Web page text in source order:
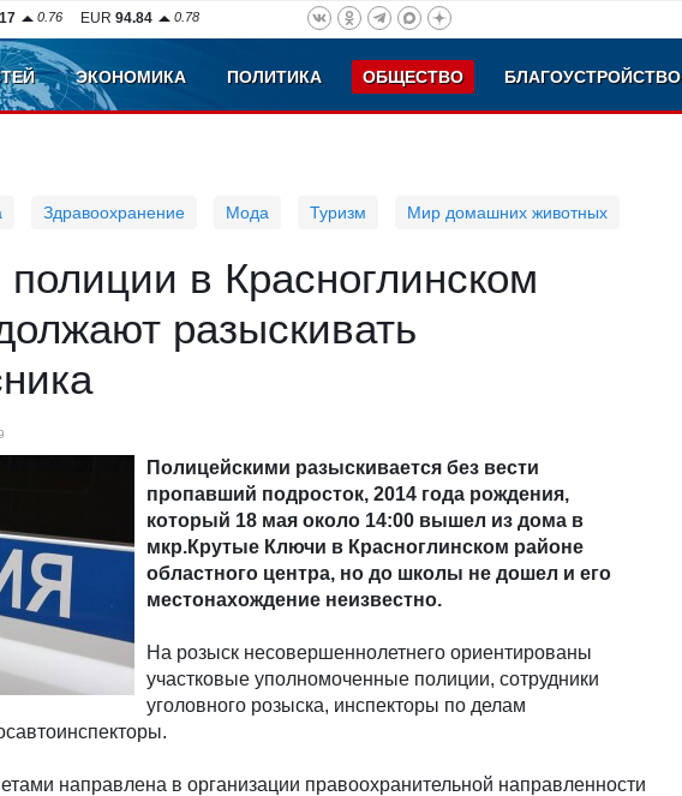
0.76 EUR 94.84 0.78
ЭКОНОМИКА ПОЛИТИКА ОБЩЕСТВО БЛАГОУСТРОЙСТВО
Здравоохранение Мода Туризм Мир домашних животных
в Красноглинском
разыскивать
Полицейскими разыскивается без вести
пропавший подросток, 2014 года рождения,
который 18 мая около 14:00 вышел из дома в
мкр.Крутые Ключи в Красноглинском районе
областного центра, но до школы не дошел и его
местонахождение неизвестно.
На розыск несовершеннолетнего ориентированы
участковые уполномоченные полиции, сотрудники
уголовного розыска, инспекторы по делам
направлена в организации правоохранительной направленности